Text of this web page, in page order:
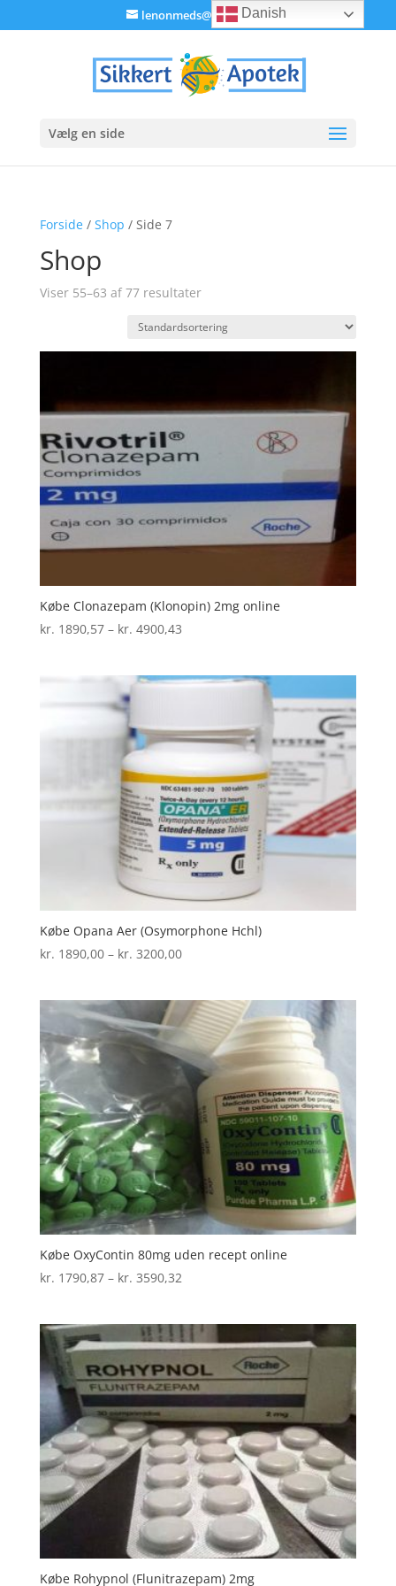
lenonmeds@gmail.com
Vælg en side
Forside/ Shop / Side 7
Shop
Viser 55–63 af 77 resultater
Købe Clonazepam (Klonopin) 2mg online
kr. 1890,57 – kr. 4900,43Prisinterval:
kr. 4900,43
Købe Opana Aer (Osymorphone Hchl)
kr. 1890,00 – kr. 3200,00Prisinterval:
kr. 3200,00
Købe OxyContin 80mg uden recept online
kr. 1790,87 – kr. 3590,32Prisinterval:
kr. 3590,32
Købe Rohypnol (Flunitrazepam) 2mg
Danish